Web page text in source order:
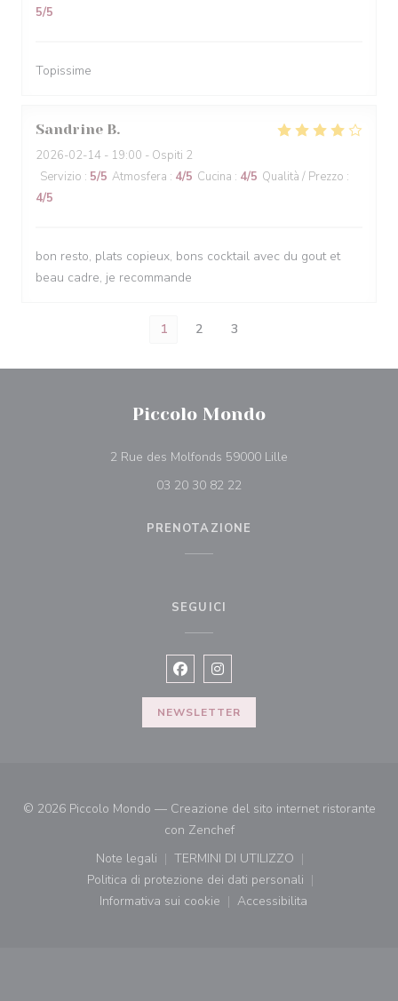
5/5
Topissime
Sandrine B
2026-02-14 - 19:00 - Ospiti 2
Servizio : 5/5 Atmosfera : 4/5 Cucina : 4/5 Qualità / Prezzo :
4/5
bon resto, plats copieux, bons cocktail avec du gout et
beau cadre, je recommande
1 2 3
Piccolo Mondo
2 Rue des Molfonds 59000 Lille
03 20 30 82 22
PRENOTAZIONE
SEGUICI
Facebook ((apre una nuova
Instagram ((apre una nuova
NEWSLETTER
© 2026 Piccolo Mondo — Creazione del sito internet ristorante
con Zenchef((apre una nuova finestra))
Note legali
((apre una nuova finestra))
TERMINI DI UTILIZZO
((apre una nuova finestra))
Politica di protezione dei dati personali
((apre una nuova finestra))
Informativa sui cookie
((apre una nuova finestra))
Accessibilita
((apre una nuova